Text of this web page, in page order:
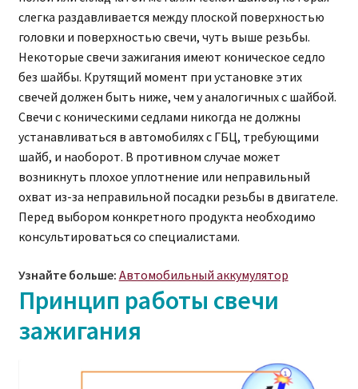
слегка раздавливается между плоской поверхностью
головки и поверхностью свечи, чуть выше резьбы.
Некоторые свечи зажигания имеют коническое седло
без шайбы. Крутящий момент при установке этих
свечей должен быть ниже, чем у аналогичных с шайбой.
Свечи с коническими седлами никогда не должны
устанавливаться в автомобилях с ГБЦ, требующими
шайб, и наоборот. В противном случае может
возникнуть плохое уплотнение или неправильный
охват из-за неправильной посадки резьбы в двигателе.
Перед выбором конкретного продукта необходимо
консультироваться со специалистами.
Узнайте больше: Автомобильный аккумулятор
Принцип работы свечи
зажигания